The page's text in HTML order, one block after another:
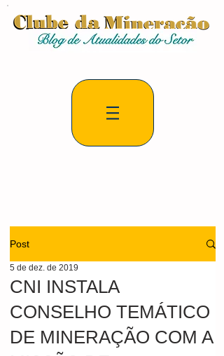
Post
CNI INSTALA
CONSELHO TEMÁTICO
DE MINERAÇÃO COM A
5 de dez. de 2019